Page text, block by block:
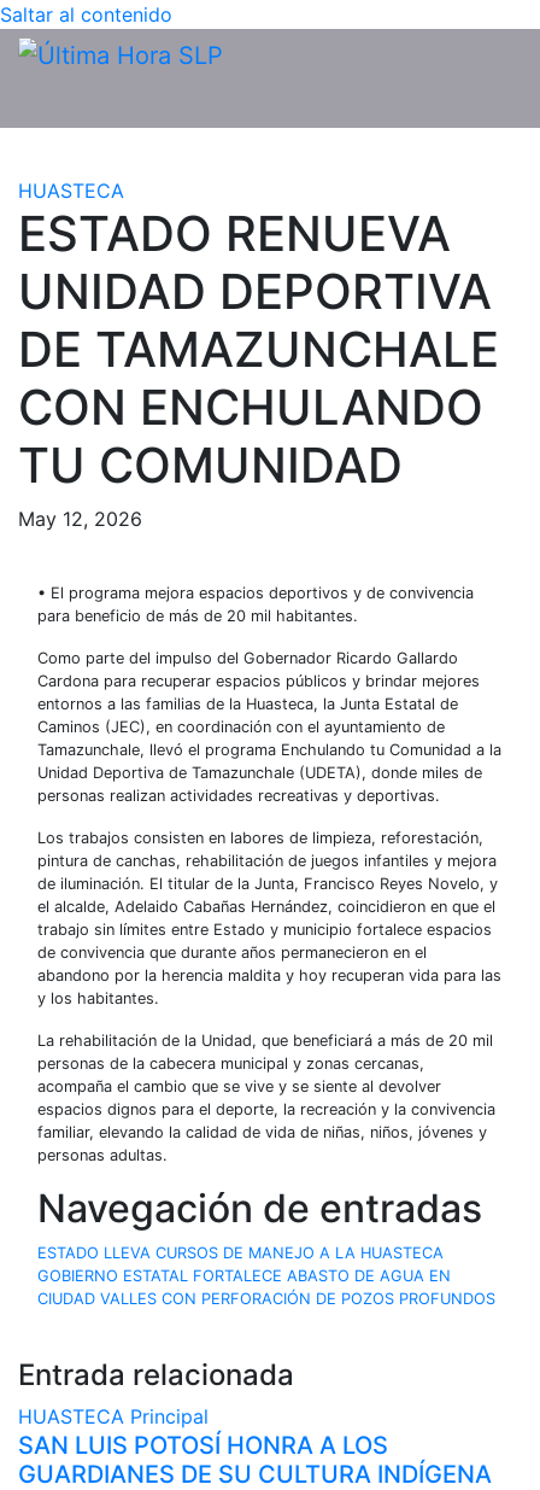
Saltar al contenido
HUASTECA
ESTADO RENUEVA
UNIDAD DEPORTIVA
DE TAMAZUNCHALE
CON ENCHULANDO
TU COMUNIDAD
May 12, 2026
• El programa mejora espacios deportivos y de convivencia
para beneficio de más de 20 mil habitantes.
Como parte del impulso del Gobernador Ricardo Gallardo
Cardona para recuperar espacios públicos y brindar mejores
entornos a las familias de la Huasteca, la Junta Estatal de
Caminos (JEC), en coordinación con el ayuntamiento de
Tamazunchale, llevó el programa Enchulando tu Comunidad a la
Unidad Deportiva de Tamazunchale (UDETA), donde miles de
personas realizan actividades recreativas y deportivas.
Los trabajos consisten en labores de limpieza, reforestación,
pintura de canchas, rehabilitación de juegos infantiles y mejora
de iluminación. El titular de la Junta, Francisco Reyes Novelo, y
el alcalde, Adelaido Cabañas Hernández, coincidieron en que el
trabajo sin límites entre Estado y municipio fortalece espacios
de convivencia que durante años permanecieron en el
abandono por la herencia maldita y hoy recuperan vida para las
y los habitantes.
La rehabilitación de la Unidad, que beneficiará a más de 20 mil
personas de la cabecera municipal y zonas cercanas,
acompaña el cambio que se vive y se siente al devolver
espacios dignos para el deporte, la recreación y la convivencia
familiar, elevando la calidad de vida de niñas, niños, jóvenes y
personas adultas.
Navegación de entradas
ESTADO LLEVA CURSOS DE MANEJO A LA HUASTECA
GOBIERNO ESTATAL FORTALECE ABASTO DE AGUA EN
CIUDAD VALLES CON PERFORACIÓN DE POZOS PROFUNDOS
Entrada relacionada
HUASTECA Principal
SAN LUIS POTOSÍ HONRA A LOS
GUARDIANES DE SU CULTURA INDÍGENA